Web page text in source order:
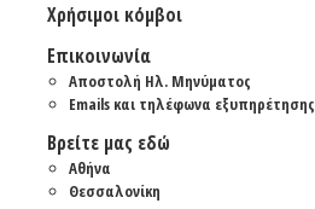
Χρήσιμοι κόμβοι
Επικοινωνία
Αποστολή Ηλ. Μηνύματος
Emails και τηλέφωνα εξυπηρέτησης
Βρείτε μας εδώ
Αθήνα
Θεσσαλονίκη